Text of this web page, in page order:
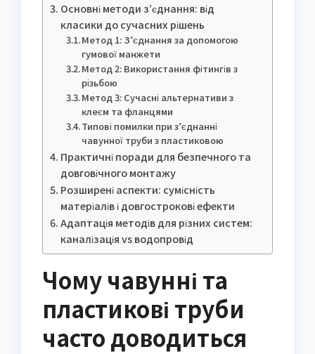
Основні методи з’єднання: від
класики до сучасних рішень
Метод 1: З’єднання за допомогою
гумової манжети
Метод 2: Використання фітингів з
різьбою
Метод 3: Сучасні альтернативи з
клеєм та фланцями
Типові помилки при з’єднанні
чавунної труби з пластиковою
Практичні поради для безпечного та
довговічного монтажу
Розширені аспекти: сумісність
матеріалів і довгострокові ефекти
Адаптація методів для різних систем:
каналізація vs водопровід
Чому чавунні та
пластикові труби
часто доводиться